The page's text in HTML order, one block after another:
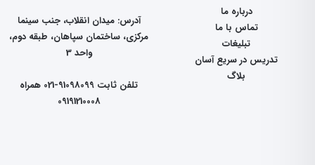
درباره ما
تماس با ما
تبلیغات
تدریس در سریع آسان
بلاگ
آدرس: میدان انقلاب، جنب سینما
مرکزی، ساختمان سپاهان، طبقه دوم،
واحد 3
تلفن ثابت 91098099-021 همراه
09191210008